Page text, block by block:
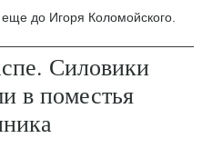
до Игоря Коломойского.
Силовики
в поместья